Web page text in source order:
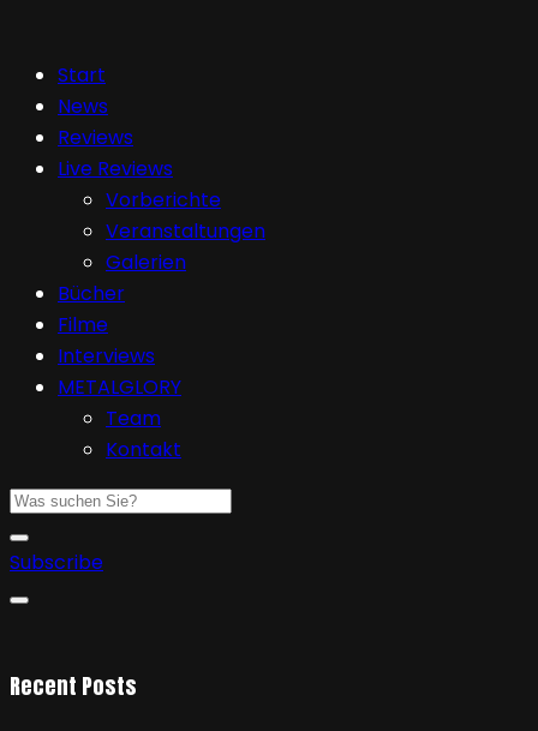
Start
News
Reviews
Live Reviews
Vorberichte
Veranstaltungen
Galerien
Bücher
Filme
Interviews
METALGLORY
Team
Kontakt
Subscribe
Recent Posts